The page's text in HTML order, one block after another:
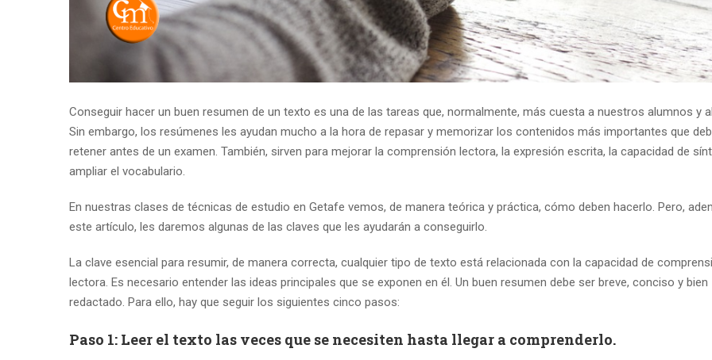
Conseguir hacer un buen resumen de un texto es una de las tareas que, normalmente, más cuesta a nuestros alumnos y
Sin embargo, los resúmenes les ayudan mucho a la hora de repasar y memorizar los contenidos más importantes que
retener antes de un examen. También, sirven para mejorar la comprensión lectora, la expresión escrita, la capacidad de
ampliar el vocabulario.
En nuestras clases de técnicas de estudio en Getafe vemos, de manera teórica y práctica, cómo deben hacerlo. Pero,
este artículo, les daremos algunas de las claves que les ayudarán a conseguirlo.
La clave esencial para resumir, de manera correcta, cualquier tipo de texto está relacionada con la capacidad de
lectora. Es necesario entender las ideas principales que se exponen en él. Un buen resumen debe ser breve, conciso y bien
redactado. Para ello, hay que seguir los siguientes cinco pasos:
Paso 1: Leer el texto las veces que se necesiten hasta llegar a comprenderlo.